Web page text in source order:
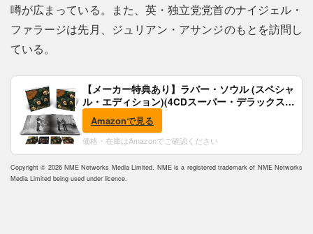
噂が広まっている。また、英・独立党党首のナイジェル・
ファラージは先月、ジュリアン・アサンジのもとを訪問し
ている。
【メーカー特典あり】ラバー・ソウル (スペシャ
ル・エディション)(4CDスーパー・デラックス)
(完全生産限定盤)(SHM-CD)(特典:B2ポスター付)
Amazonで見る
価格・在庫はAmazonでご確認ください
Copyright © 2026 NME Networks Media Limited. NME is a registered trademark of NME Networks
Media Limited being used under licence.